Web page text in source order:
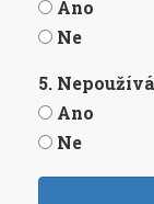
Ano
Ne
5.
Ano
Ne